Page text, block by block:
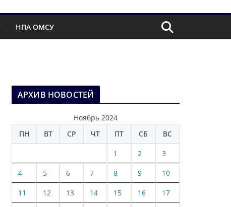
НПА ОМСУ
АРХИВ НОВОСТЕЙ
Ноябрь 2024
ПН
ВТ СР ЧТ ПТ СБ ВС
1 2 3
4 5 6 7 8 9 10
11 12 13 14 15 16 17